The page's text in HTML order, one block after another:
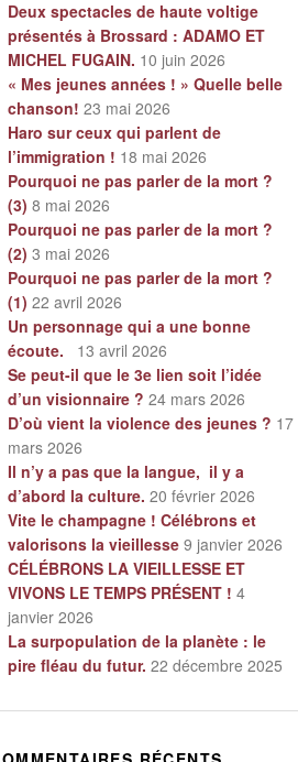
Deux spectacles de haute voltige
présentés à Brossard : ADAMO ET
MICHEL FUGAIN. 10 juin 2026
« Mes jeunes années ! » Quelle belle
chanson! 23 mai 2026
Haro sur ceux qui parlent de
l’immigration ! 18 mai 2026
Pourquoi ne pas parler de la mort ?
(3) 8 mai 2026
Pourquoi ne pas parler de la mort ?
(2) 3 mai 2026
Pourquoi ne pas parler de la mort ?
(1) 22 avril 2026
Un personnage qui a une bonne
écoute.
13 avril 2026
Se peut-il que le 3e lien soit l’idée
d’un visionnaire ? 24 mars 2026
D’où vient la violence des jeunes ? 17
mars 2026
Il n’y a pas que la langue, il y a
d’abord la culture. 20 février 2026
Vite le champagne ! Célébrons et
valorisons la vieillesse 9 janvier 2026
CÉLÉBRONS LA VIEILLESSE ET
VIVONS LE TEMPS PRÉSENT ! 4
janvier 2026
La surpopulation de la planète : le
pire fléau du futur. 22 décembre 2025